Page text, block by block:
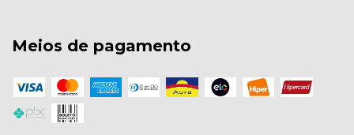
Meios de pagamento